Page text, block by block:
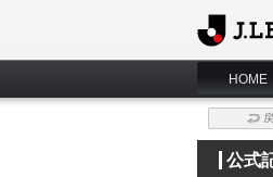
J.League
HOME
公式